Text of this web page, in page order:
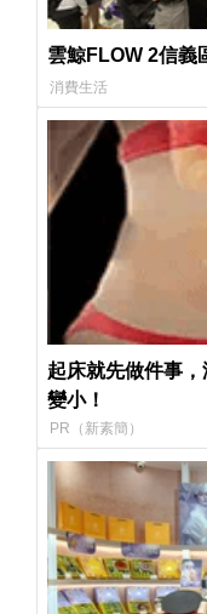
雲鯨FLOW 2信
消費生活
起床就先做件事
變小！
PR（新素簡）